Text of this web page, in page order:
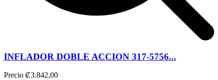
INFLADOR DOBLE ACCION 317-5756...
Precio ₡3.842,00